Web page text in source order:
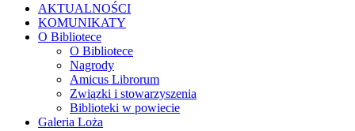
AKTUALNOŚCI
KOMUNIKATY
O Bibliotece
O Bibliotece
Nagrody
Amicus Librorum
Związki i stowarzyszenia
Biblioteki w powiecie
Galeria Loża